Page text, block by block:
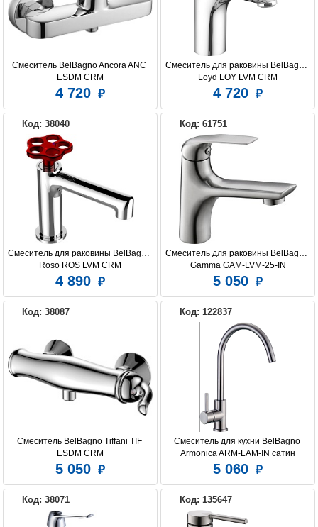
Смеситель BelBagno Ancora ANC
ESDM CRM
4 720
Смеситель для раковины BelBagno
Loyd LOY LVM CRM
4 720
Код: 38040
Смеситель для раковины BelBagno
Roso ROS LVM CRM
4 890
Код: 61751
Смеситель для раковины BelBagno
Gamma GAM-LVM-25-IN
5 050
Код: 38087
Смеситель BelBagno Tiffani TIF
ESDM CRM
5 050
Код: 122837
Смеситель для кухни BelBagno
Armonica ARM-LAM-IN сатин
5 060
Код: 38071 Код: 135647